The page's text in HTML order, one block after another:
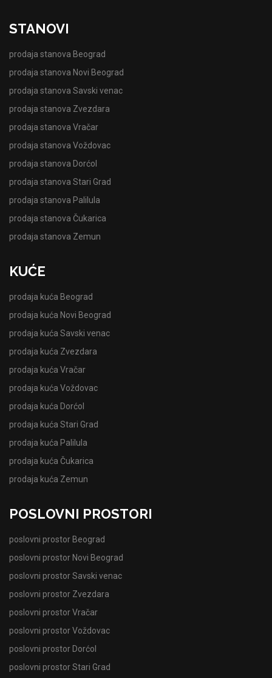
STANOVI
prodaja stanova Beograd
prodaja stanova Novi Beograd
prodaja stanova Savski venac
prodaja stanova Zvezdara
prodaja stanova Vračar
prodaja stanova Voždovac
prodaja stanova Dorćol
prodaja stanova Stari Grad
prodaja stanova Palilula
prodaja stanova Čukarica
prodaja stanova Zemun
KUĆE
prodaja kuća Beograd
prodaja kuća Novi Beograd
prodaja kuća Savski venac
prodaja kuća Zvezdara
prodaja kuća Vračar
prodaja kuća Voždovac
prodaja kuća Dorćol
prodaja kuća Stari Grad
prodaja kuća Palilula
prodaja kuća Čukarica
prodaja kuća Zemun
POSLOVNI PROSTORI
poslovni prostor Beograd
poslovni prostor Novi Beograd
poslovni prostor Savski venac
poslovni prostor Zvezdara
poslovni prostor Vračar
poslovni prostor Voždovac
poslovni prostor Dorćol
poslovni prostor Stari Grad